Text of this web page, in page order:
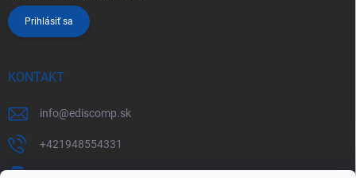
Prihlásiť sa
KONTAKT
info@ediscomp.sk
+421948554331